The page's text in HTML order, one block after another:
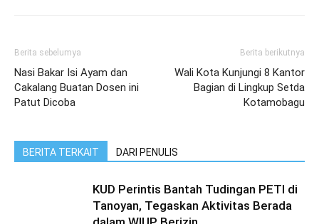
Berita sebelumya
Nasi Bakar Isi Ayam dan
Cakalang Buatan Dosen ini
Patut Dicoba
Berita berikutnya
Wali Kota Kunjungi 8 Kantor
Bagian di Lingkup Setda
Kotamobagu
BERITA TERKAIT DARI PENULIS
KUD Perintis Bantah Tudingan PETI di
Tanoyan, Tegaskan Aktivitas Berada